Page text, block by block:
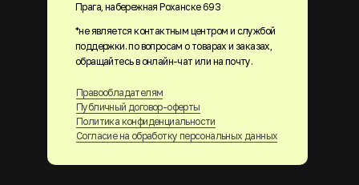
Прага, набережная Роханске 693
Правообладателям
Публичный договор-оферты
Политика конфиденциальности
Согласие на обработку персональных данных
*не является контактным центром и службой
поддержки. по вопросам о товарах и заказах,
обращайтесь в онлайн-чат или на почту.